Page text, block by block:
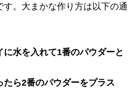
す。大まかな作り方は以下の通
に水を入れて1番のパウダーと
たら2番のパウダーをプラス